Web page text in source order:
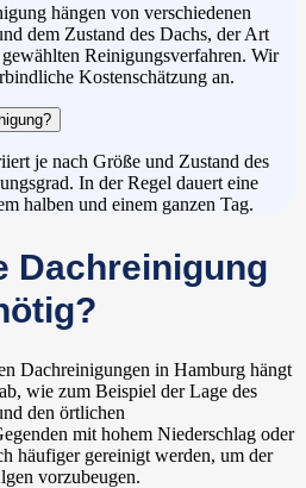
hängen von verschiedenen
dem Zustand des Dachs, der Art
Reinigungsverfahren. Wir
Kostenschätzung an.
je nach Größe und Zustand des
In der Regel dauert eine
halben und einem ganzen Tag.
Dachreinigung
Dachreinigungen in Hamburg hängt
wie zum Beispiel der Lage des
den örtlichen
mit hohem Niederschlag oder
häufiger gereinigt werden, um der
vorzubeugen.